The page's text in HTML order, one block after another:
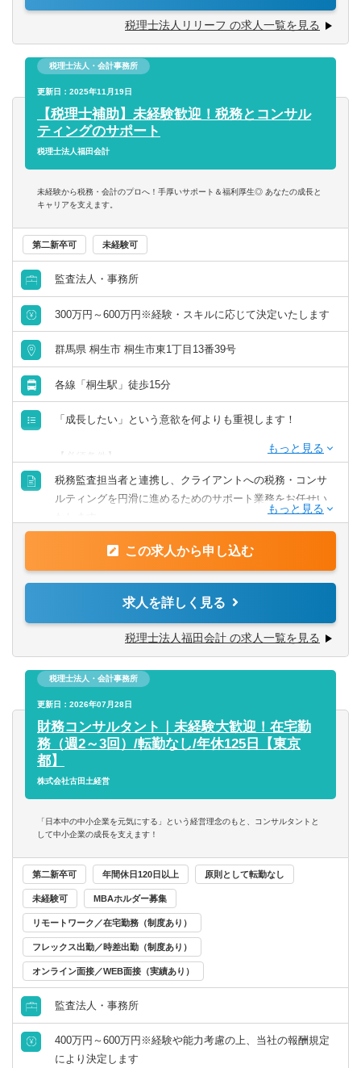
■コツコツ努力できる
■明るい、人と話すのが好き、事務作業が好き、数字にこだ
わる
■ゆくゆくは経営層として活躍していきたいという意欲をお
持ちの方
※仕事に対する意欲や、上昇志向のある方、大歓迎です！
人間性を重視しながら採用しているので、たとえ税務の経
験が浅くても、意欲がある方はぜひ一度ご応募ください！
チャレンジ意欲のある方には、やってみたい業務を積極的
にお任せ致します！
■資産税業務
■各種申告書作成、確定申告業務
■決算業務、年末調整
■関与先への報告
■新規顧客開拓 etc.
マネーフォワード、freee、弥生、達人、TKC
税理士法人リリーフ の求人一覧を見る
税理士法人・会計事務所
更新日：2025年11月19日
【税理士補助】未経験歓迎！税務とコンサル
ティングのサポート
税理士法人福田会計
未経験から税務・会計のプロへ！手厚いサポート＆福利厚生◎ あなたの成長と
キャリアを支えます。
第二新卒可 未経験可
監査法人・事務所
300万円～600万円※経験・スキルに応じて決定いたします
群馬県 桐生市 桐生市東1丁目13番39号
各線「桐生駅」徒歩15分
「成長したい」という意欲を何よりも重視します！
【必須条件】
・特になし
・日商簿記検定３級以上／Word及びExcelなど基本PCスキ
税務監査担当者と連携し、クライアントへの税務・コンサ
ルティングを円滑に進めるためのサポート業務をお任せい
豊富な代表や先輩社員が、あなたの習熟度に合わせて業務
の基礎から応用まで丁寧に指導します。
なので、未経験の方でも安心してキャリアをスタートでき
ます。
■税務監査担当のパートナーとして、サポート業務全般をお
任せします。
・サービス提供に必要な各種データの作成
・法令遵守体制の構築支援
・業務プロセスにおける課題の修正指導
この求人から申し込む
求人を詳しく見る
税理士法人福田会計 の求人一覧を見る
税理士法人・会計事務所
更新日：2026年07月28日
財務コンサルタント｜未経験大歓迎！在宅勤
務（週2～3回）/転勤なし/年休125日【東京
都】
株式会社古田土経営
「日本中の中小企業を元気にする」という経営理念のもと、コンサルタントと
して中小企業の成長を支えます！
第二新卒可 年間休日120日以上 原則として転勤なし
未経験可 MBAホルダー募集
リモートワーク／在宅勤務（制度あり）
フレックス出勤／時差出勤（制度あり）
オンライン面接／WEB面接（実績あり）
監査法人・事務所
400万円～600万円※経験や能力考慮の上、当社の報酬規定
により決定します
税理士
税理士科目合格
日商簿記検定1級
日商簿記検定2級
日商簿記検定3級
会計事務所・税理士法人
コンサルティングファーム
事業会社
金融機関
北海道・東北
北海道
岩手県 宮城県
秋田県
福島県
関東
茨城県
すべて選択する
戦略・業務・会計コンサルタント
経営・戦略コンサルタント
財務・会計・税務コンサルタント
人事・組織コンサルタント
その他（コンサルタント）